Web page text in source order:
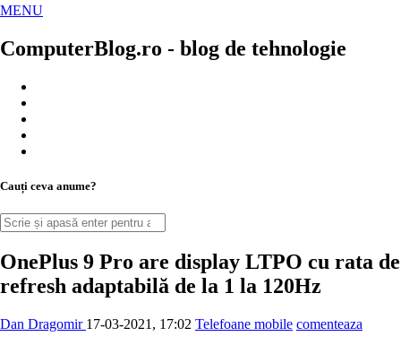
MENU
ComputerBlog.ro - blog de tehnologie
Cauți ceva anume?
OnePlus 9 Pro are display LTPO cu rata de
refresh adaptabilă de la 1 la 120Hz
Dan Dragomir 17-03-2021, 17:02 Telefoane mobile comenteaza